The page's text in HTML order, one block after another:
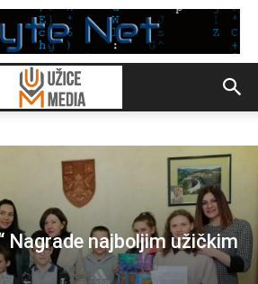
Nagrade najboljim užičkim